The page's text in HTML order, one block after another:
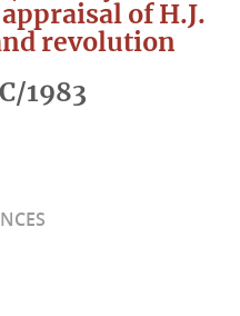
of H.J.
revolution
1983